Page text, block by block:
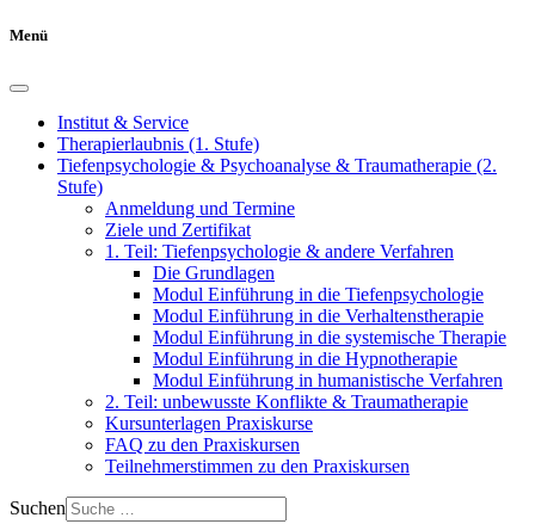
Menü
Institut & Service
Therapierlaubnis (1. Stufe)
Tiefenpsychologie & Psychoanalyse & Traumatherapie (2.
Stufe)
Anmeldung und Termine
Ziele und Zertifikat
1. Teil: Tiefenpsychologie & andere Verfahren
Die Grundlagen
Modul Einführung in die Tiefenpsychologie
Modul Einführung in die Verhaltenstherapie
Modul Einführung in die systemische Therapie
Modul Einführung in die Hypnotherapie
Modul Einführung in humanistische Verfahren
2. Teil: unbewusste Konflikte & Traumatherapie
Kursunterlagen Praxiskurse
FAQ zu den Praxiskursen
Teilnehmerstimmen zu den Praxiskursen
Suchen